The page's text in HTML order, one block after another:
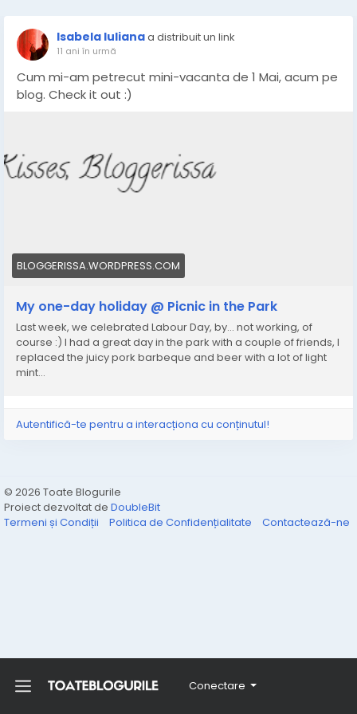
Conectare
Isabela Iulianaa distribuit un link
11 ani în urmă
Cum mi-am petrecut mini-vacanta de 1 Mai, acum pe
blog. Check it out :)
BLOGGERISSA.WORDPRESS.COM
My one-day holiday @ Picnic in the Park
Last week, we celebrated Labour Day, by… not working, of
course :) I had a great day in the park with a couple of friends, I
replaced the juicy pork barbeque and beer with a lot of light
mint…
Autentifică-te pentru a interacționa cu conținutul!
© 2026 Toate Blogurile
Proiect dezvoltat de DoubleBit
Termeni și Condiții
Politica de Confidențialitate Contactează-ne